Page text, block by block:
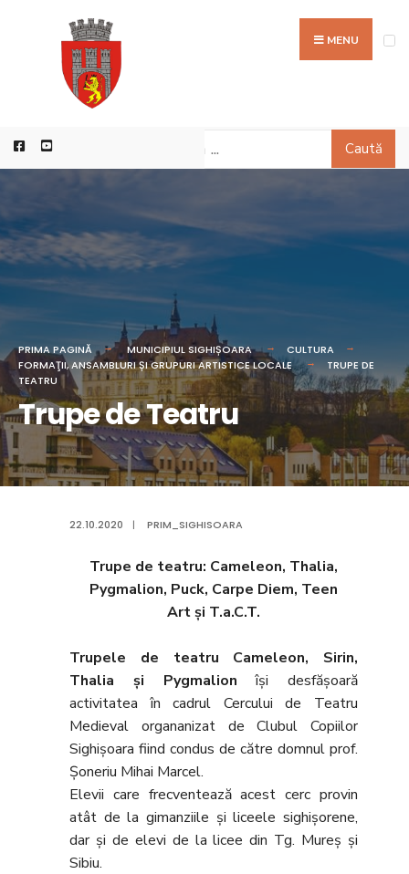
MENU
Caută
PRIMA PAGINĂ MUNICIPIUL SIGHIȘOARA
CULTURA
FORMAŢII, ANSAMBLURI ȘI GRUPURI ARTISTICE LOCALE
TRUPE DE
TEATRU
Trupe de Teatru
22.10.2020 | PRIM_SIGHISOARA
Trupe de teatru: Cameleon, Thalia,
Pygmalion, Puck, Carpe Diem, Teen
Art şi T.a.C.T.
Trupele de teatru Cameleon, Sirin,
Thalia și Pygmalionîși desfășoară
activitatea în cadrul Cercului de Teatru
Medieval organanizat de Clubul Copiilor
Sighișoara fiind condus de către domnul prof.
Șoneriu Mihai Marcel.
Elevii care frecventează acest cerc provin
atât de la gimanziile și liceele sighișorene,
dar și de elevi de la licee din Tg. Mureș și
Sibiu.